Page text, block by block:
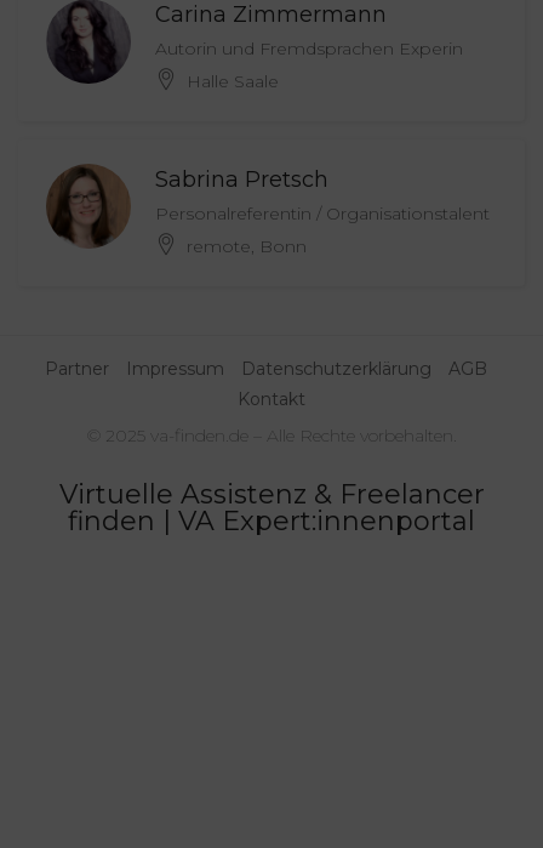
Carina Zimmermann
Autorin und Fremdsprachen Experin
Halle Saale
Sabrina Pretsch
Personalreferentin / Organisationstalent
remote, Bonn
© 2025 va-finden.de – Alle Rechte vorbehalten.
Partner Impressum Datenschutzerklärung
AGB
Kontakt
Virtuelle Assistenz & Freelancer
finden | VA Expert:innenportal